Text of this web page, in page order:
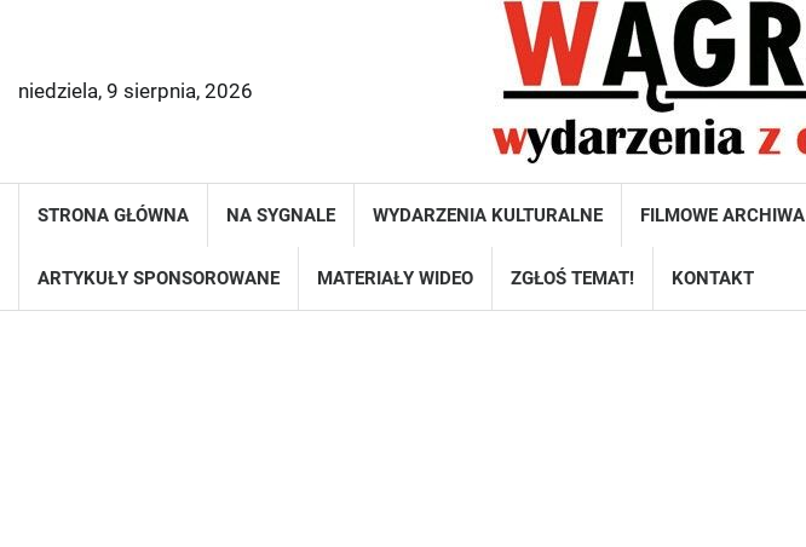
niedziela, 9 sierpnia, 2026
STRONA GŁÓWNA NA SYGNALE WYDARZENIA KULTURALNE FILMOWE ARCHIWA
ARTYKUŁY SPONSOROWANE MATERIAŁY WIDEO ZGŁOŚ TEMAT! KONTAKT